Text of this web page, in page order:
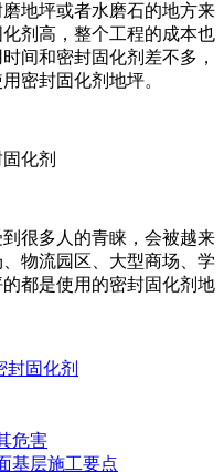
地坪或者水磨石的地方来
剂高，整个工程的成本也
间和密封固化剂差不多，
密封固化剂地坪。
很多人的青睐，会被越来
物流园区、大型商场、学
都是使用的密封固化剂地
封固化剂
危害
基层施工要点